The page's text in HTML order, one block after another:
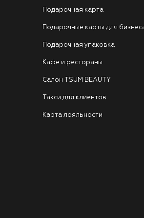
Подарочная карта
Подарочные карты для
Подарочная упаковка
Кафе и рестораны
Салон TSUM BEAUTY
Такси для клиентов
Карта лояльности